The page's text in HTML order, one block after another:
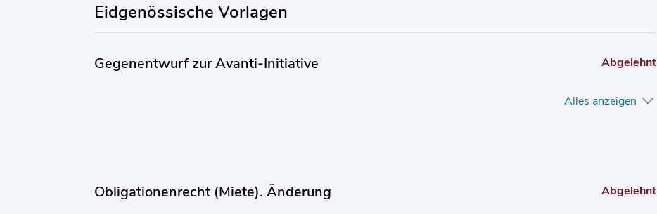
Eidgenössische Vorlagen
Gegenentwurf zur Avanti-Initiative Abgelehnt
Alles anzeigen
Obligationenrecht (Miete). Änderung Abgelehnt